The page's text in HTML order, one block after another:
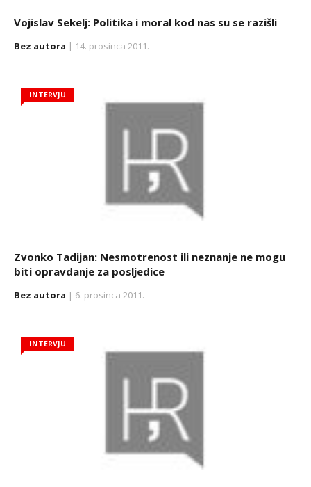
Vojislav Sekelj: Politika i moral kod nas su se razišli
Bez autora | 14. prosinca 2011.
INTERVJU
Zvonko Tadijan: Nesmotrenost ili neznanje ne mogu
biti opravdanje za posljedice
Bez autora | 6. prosinca 2011.
INTERVJU